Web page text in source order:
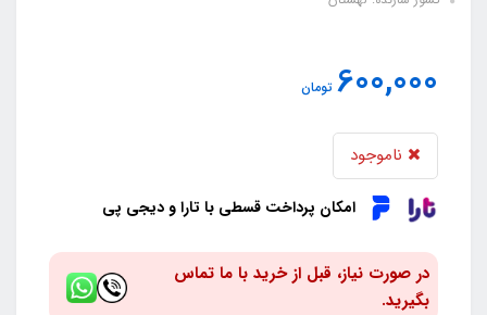
600,000 تومان
ناموجود
امکان پرداخت قسطی با تارا و دیجی پی
در صورت نیاز، قبل از خرید با ما تماس
بگیرید.